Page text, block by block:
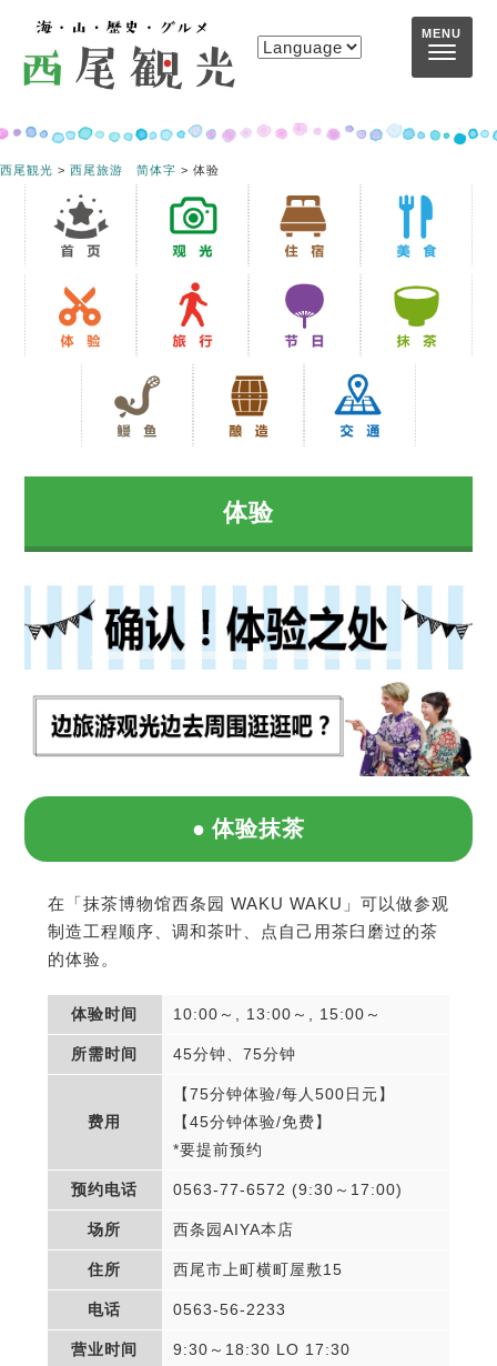
コンテンツへスキップ
西尾観光 > 西尾旅游 简体字 > 体验
体验
体验抹茶
在「抹茶博物馆西条园 WAKU WAKU」可以做参观
制造工程顺序、调和茶叶、点自己用茶臼磨过的茶
的体验。
体验时间 10:00～, 13:00～, 15:00～
所需时间 45分钟、75分钟
费用
【75分钟体验/每人500日元】
【45分钟体验/免费】
*要提前预约
预约电话 0563-77-6572 (9:30～17:00)
场所 西条园AIYA本店
住所 西尾市上町横町屋敷15
电话 0563-56-2233
营业时间 9:30～18:30 LO 17:30
MENU